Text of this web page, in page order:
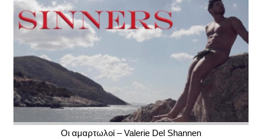
Οι αμαρτωλοί – Valerie Del Shannen